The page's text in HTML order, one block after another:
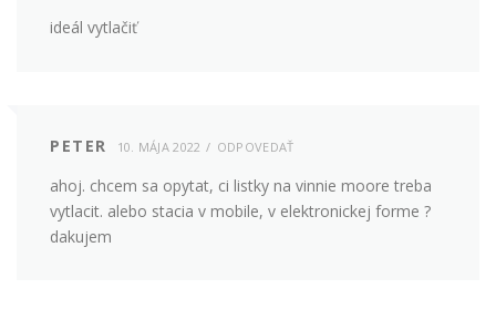
ideál vytlačiť
PETER 10. MÁJA 2022 ODPOVEDAŤ
ahoj. chcem sa opytat, ci listky na vinnie moore treba
vytlacit. alebo stacia v mobile, v elektronickej forme ?
dakujem